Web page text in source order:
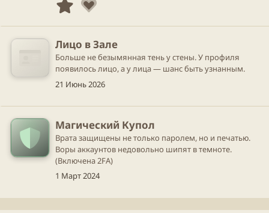
Лицо в Зале
Больше не безымянная тень у стены. У профиля
появилось лицо, а у лица — шанс быть узнанным.
21 Июнь 2026
Магический Купол
Врата защищены не только паролем, но и печатью.
Воры аккаунтов недовольно шипят в темноте.
(Включена 2FA)
1 Март 2024